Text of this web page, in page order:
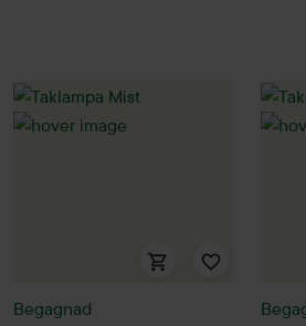
Begagnad